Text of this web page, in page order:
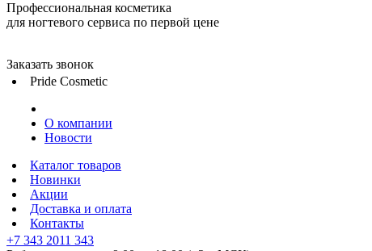
Профессиональная косметика
для ногтевого сервиса по первой цене
Заказать звонок
Pride Cosmetic
О компании
Новости
Каталог товаров
Новинки
Акции
Доставка и оплата
Контакты
+7 343 2011 343